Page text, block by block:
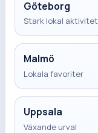
Göteborg
Stark lokal aktivitet
Malmö
Lokala favoriter
Uppsala
Växande urval